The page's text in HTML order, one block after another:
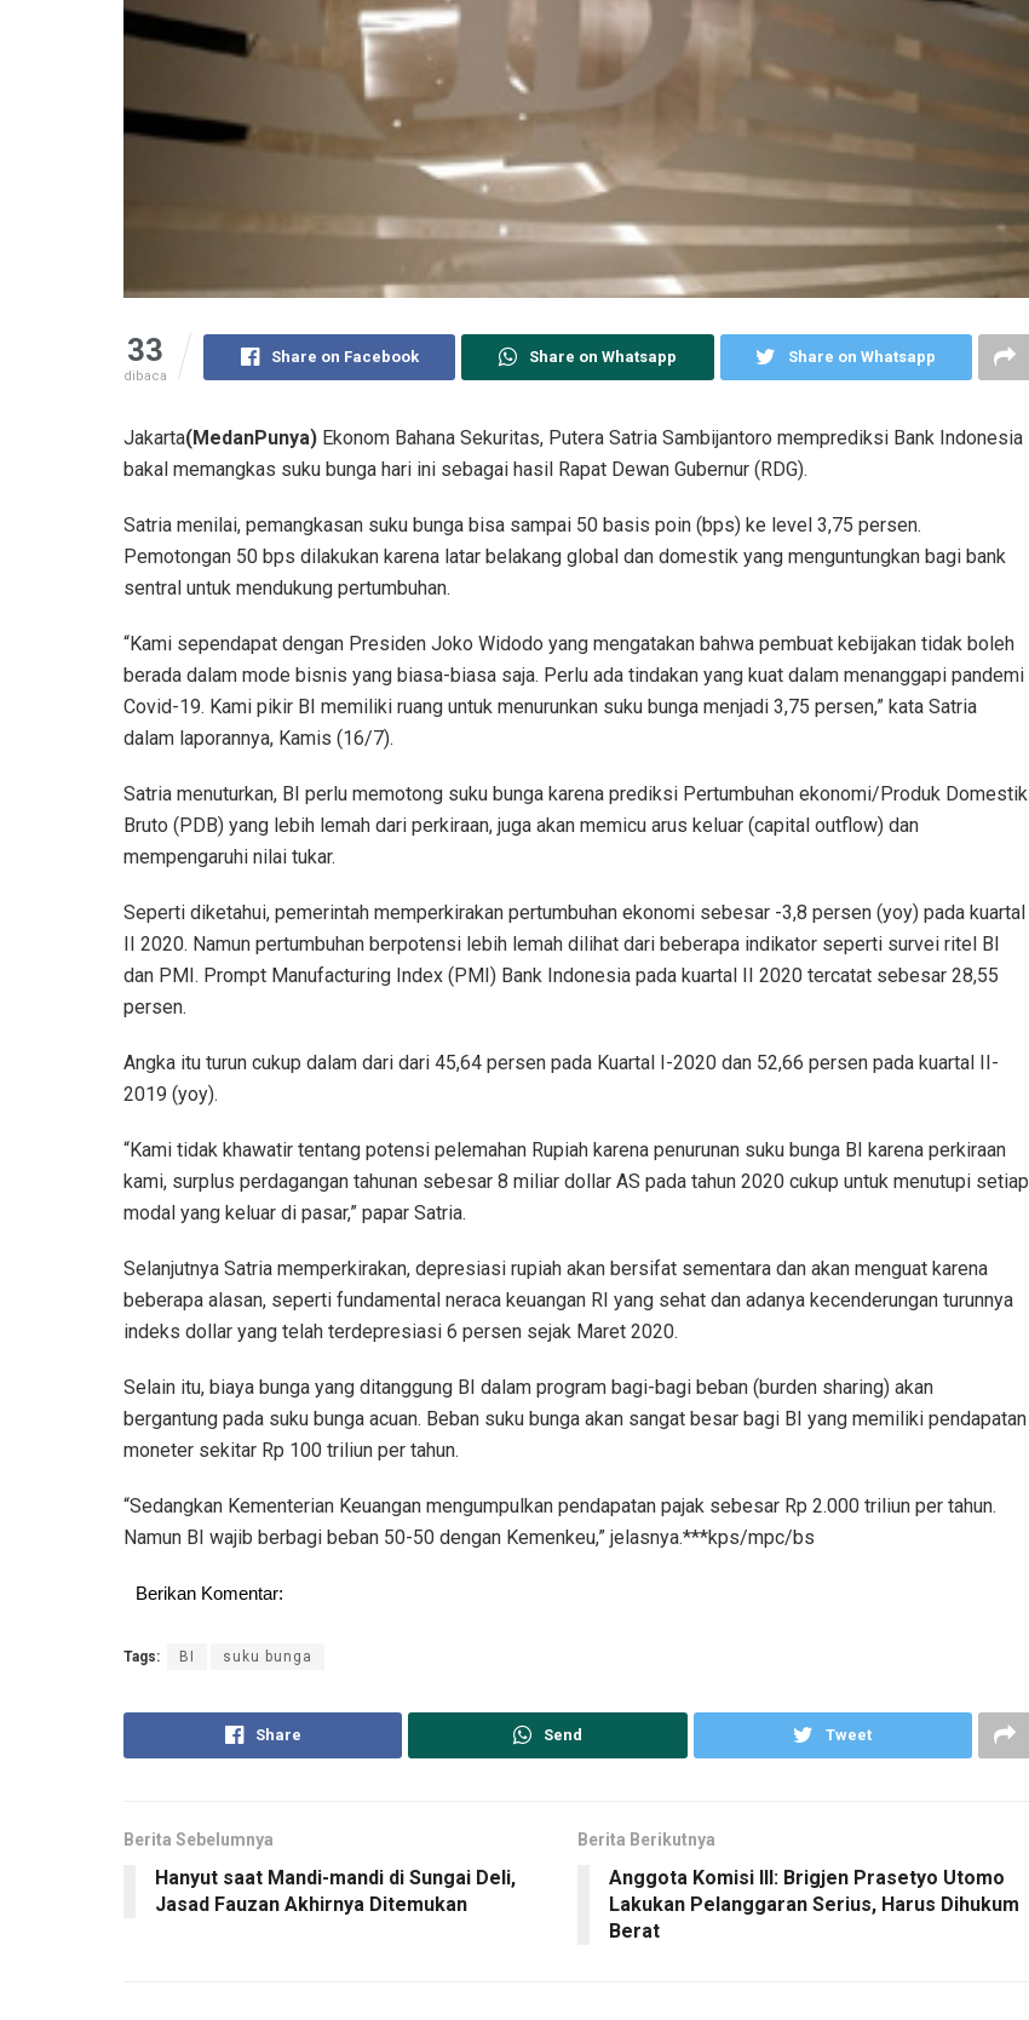
33
dibaca
Share on Facebook Share on Whatsapp Share on Whatsapp
Jakarta(MedanPunya) Ekonom Bahana Sekuritas, Putera Satria Sambijantoro memprediksi Bank Indonesia
bakal memangkas suku bunga hari ini sebagai hasil Rapat Dewan Gubernur (RDG).
Satria menilai, pemangkasan suku bunga bisa sampai 50 basis poin (bps) ke level 3,75 persen.
Pemotongan 50 bps dilakukan karena latar belakang global dan domestik yang menguntungkan bagi bank
sentral untuk mendukung pertumbuhan.
“Kami sependapat dengan Presiden Joko Widodo yang mengatakan bahwa pembuat kebijakan tidak boleh
berada dalam mode bisnis yang biasa-biasa saja. Perlu ada tindakan yang kuat dalam menanggapi pandemi
Covid-19. Kami pikir BI memiliki ruang untuk menurunkan suku bunga menjadi 3,75 persen,” kata Satria
dalam laporannya, Kamis (16/7).
Satria menuturkan, BI perlu memotong suku bunga karena prediksi Pertumbuhan ekonomi/Produk Domestik
Bruto (PDB) yang lebih lemah dari perkiraan, juga akan memicu arus keluar (capital outflow) dan
mempengaruhi nilai tukar.
Seperti diketahui, pemerintah memperkirakan pertumbuhan ekonomi sebesar -3,8 persen (yoy) pada kuartal
II 2020. Namun pertumbuhan berpotensi lebih lemah dilihat dari beberapa indikator seperti survei ritel BI
dan PMI. Prompt Manufacturing Index (PMI) Bank Indonesia pada kuartal II 2020 tercatat sebesar 28,55
persen.
Angka itu turun cukup dalam dari dari 45,64 persen pada Kuartal I-2020 dan 52,66 persen pada kuartal II-
2019 (yoy).
“Kami tidak khawatir tentang potensi pelemahan Rupiah karena penurunan suku bunga BI karena perkiraan
kami, surplus perdagangan tahunan sebesar 8 miliar dollar AS pada tahun 2020 cukup untuk menutupi setiap
modal yang keluar di pasar,” papar Satria.
Selanjutnya Satria memperkirakan, depresiasi rupiah akan bersifat sementara dan akan menguat karena
beberapa alasan, seperti fundamental neraca keuangan RI yang sehat dan adanya kecenderungan turunnya
indeks dollar yang telah terdepresiasi 6 persen sejak Maret 2020.
Selain itu, biaya bunga yang ditanggung BI dalam program bagi-bagi beban (burden sharing) akan
bergantung pada suku bunga acuan. Beban suku bunga akan sangat besar bagi BI yang memiliki pendapatan
moneter sekitar Rp 100 triliun per tahun.
“Sedangkan Kementerian Keuangan mengumpulkan pendapatan pajak sebesar Rp 2.000 triliun per tahun.
Namun BI wajib berbagi beban 50-50 dengan Kemenkeu,” jelasnya.***kps/mpc/bs
Berikan Komentar:
Tags: BI suku bunga
Share Send Tweet
Berita Sebelumnya
Hanyut saat Mandi-mandi di Sungai Deli,
Jasad Fauzan Akhirnya Ditemukan
Berita Berikutnya
Anggota Komisi III: Brigjen Prasetyo Utomo
Lakukan Pelanggaran Serius, Harus Dihukum
Berat